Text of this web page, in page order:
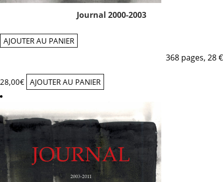
Journal 2000-2003
AJOUTER AU PANIER
368 pages, 28 €
28,00€ AJOUTER AU PANIER